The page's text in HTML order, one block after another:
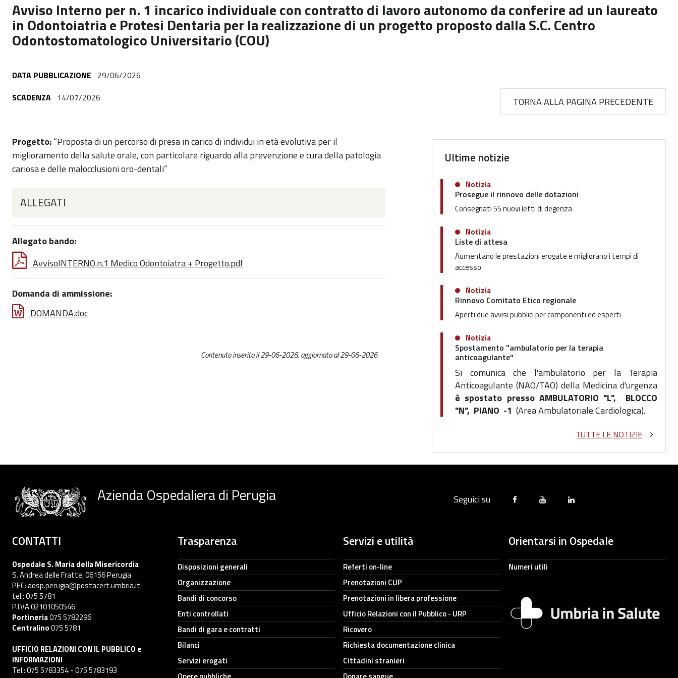
Avviso Interno per n. 1 incarico individuale con contratto di lavoro autonomo da conferire ad un laureato
in Odontoiatria e Protesi Dentaria per la realizzazione di un progetto proposto dalla S.C. Centro
Odontostomatologico Universitario (COU)
DATA PUBBLICAZIONE 29/06/2026
SCADENZA 14/07/2026
Progetto:“Proposta di un percorso di presa in carico di individui in età evolutiva per il
miglioramento della salute orale, con particolare riguardo alla prevenzione e cura della patologia
cariosa e delle malocclusioni oro-dentali”
ALLEGATI
Allegato bando:
AvvisoINTERNO.n.1 Medico Odontoiatra + Progetto.pdf
Domanda di ammissione:
DOMANDA.doc
Contenuto inserito il 29-06-2026, aggiornato al 29-06-2026
TORNA ALLA PAGINA PRECEDENTE
Ultime notizie
Notizia
Prosegue il rinnovo delle dotazioni
Consegnati 55 nuovi letti di degenza
Notizia
Liste di attesa
Aumentano le prestazioni erogate e migliorano i tempi di
accesso
Notizia
Rinnovo Comitato Etico regionale
Aperti due avvisi pubblici per componenti ed esperti
Notizia
Spostamento "ambulatorio per la terapia
anticoagulante"
Si comunica che l'ambulatorio per la Terapia
Anticoagulante (NAO/TAO) della Medicina d'urgenza
è spostato presso AMBULATORIO "L", BLOCCO
"N", PIANO -1 (Area Ambulatoriale Cardiologica).
TUTTE LE NOTIZIE
Azienda Ospedaliera di Perugia Seguici su
CONTATTI
Ospedale S. Maria della Misericordia
S. Andrea delle Fratte, 06156 Perugia
PEC: aosp.perugia@postacert.umbria.it
tel.: 075 5781
P.I.VA 02101050546
Portineria075 5782296
Centralino075 5781
UFFICIO RELAZIONI CON IL PUBBLICO e
INFORMAZIONI
Tel.: 075 5783354 - 075 5783193
Trasparenza
Disposizioni generali
Organizzazione
Bandi di concorso
Enti controllati
Bandi di gara e contratti
Bilanci
Servizi erogati
Servizi e utilità
Referti on-line
Prenotazioni CUP
Prenotazioni in libera professione
Ufficio Relazioni con il Pubblico - URP
Ricovero
Richiesta documentazione clinica
Cittadini stranieri
Orientarsi in Ospedale
Numeri utili